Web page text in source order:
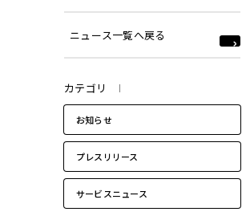
ニュース一覧へ戻る
カテゴリ
お知らせ
プレスリリース
サービスニュース